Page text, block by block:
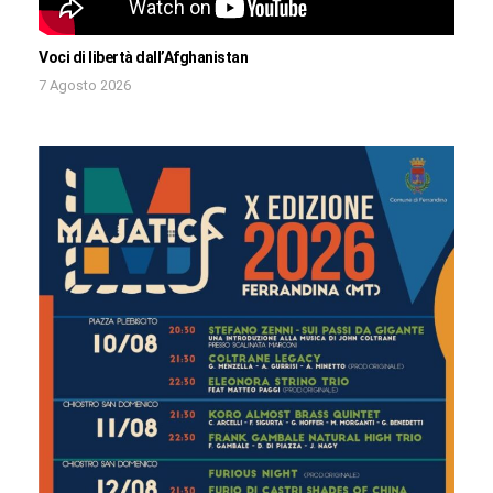
Voci di libertà dall’Afghanistan
7 Agosto 2026